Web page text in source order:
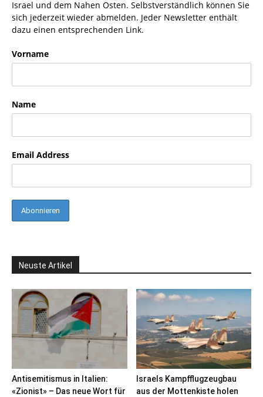
Israel und dem Nahen Osten. Selbstverständlich können Sie
sich jederzeit wieder abmelden. Jeder Newsletter enthält
dazu einen entsprechenden Link.
Vorname
Name
Email Address
Neuste Artikel
Antisemitismus in Italien:
«Zionist» – Das neue Wort für
Israels Kampfflugzeugbau
aus der Mottenkiste holen